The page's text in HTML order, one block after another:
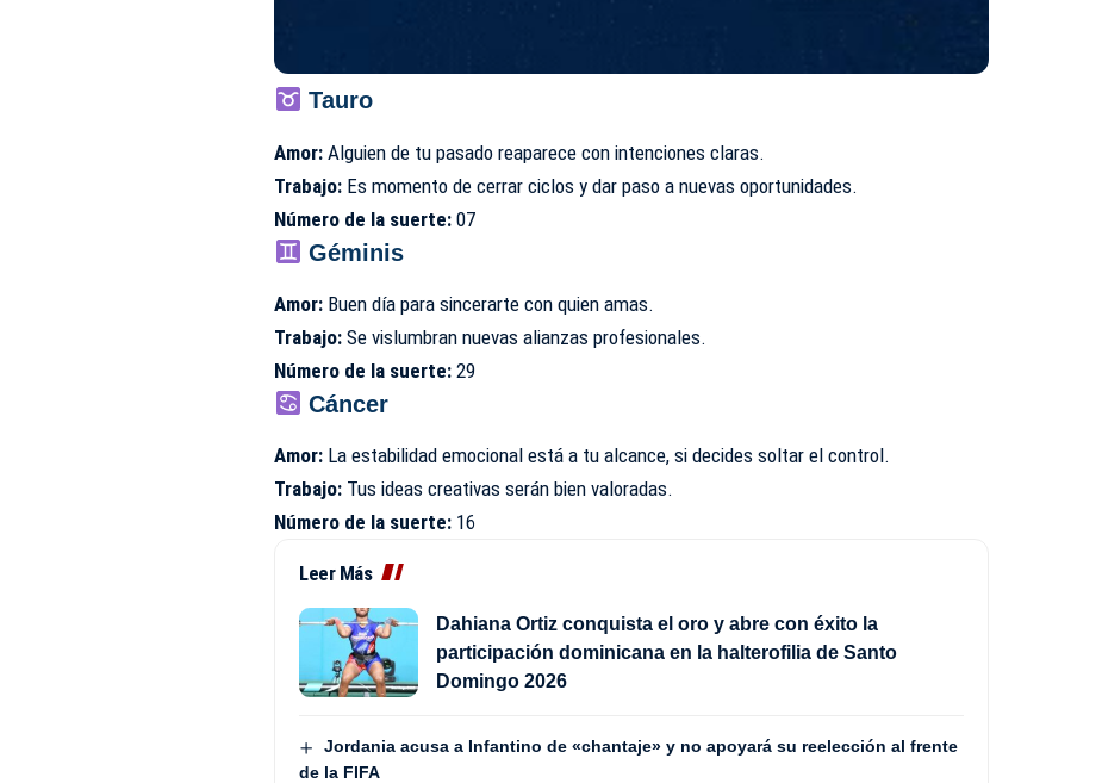
Tauro
Amor: Alguien de tu pasado reaparece con intenciones claras.
Trabajo: Es momento de cerrar ciclos y dar paso a nuevas oportunidades.
Número de la suerte: 07
Géminis
Amor: Buen día para sincerarte con quien amas.
Trabajo: Se vislumbran nuevas alianzas profesionales.
Número de la suerte: 29
Cáncer
Amor: La estabilidad emocional está a tu alcance, si decides soltar el control.
Trabajo: Tus ideas creativas serán bien valoradas.
Número de la suerte: 16
Leer Más
Dahiana Ortiz conquista el oro y abre con éxito la
participación dominicana en la halterofilia de Santo
Domingo 2026
Jordania acusa a Infantino de «chantaje» y no apoyará su reelección al frente
de la FIFA